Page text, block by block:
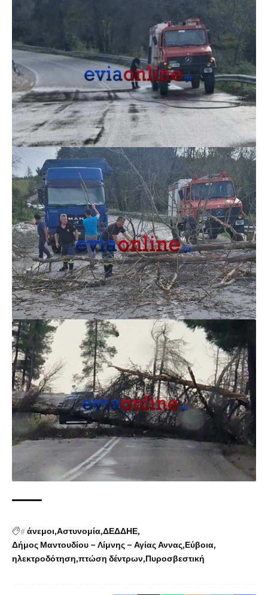
#άνεμοι Αστυνομία ΔΕΔΔΗΕ
Δήμος Μαντουδίου – Λίμνης – Αγίας Αννας Εύβοια
ηλεκτροδότηση πτώση δέντρων Πυροσβεστική